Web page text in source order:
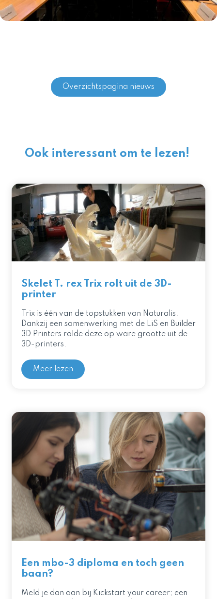
Overzichtspagina nieuws
Ook interessant om te lezen!
Skelet T. rex Trix rolt uit de 3D-
printer
Trix is één van de topstukken van Naturalis.
Dankzij een samenwerking met de LiS en Builder
3D Printers rolde deze op ware grootte uit de
3D-printers.
Meer lezen
Een mbo-3 diploma en toch geen
baan?
Meld je dan aan bij Kickstart your career; een